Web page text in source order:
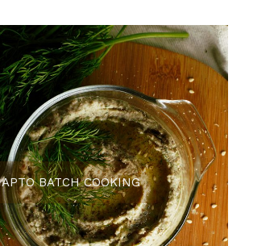
APTO BATCH COOKING